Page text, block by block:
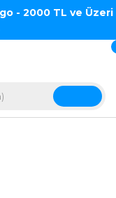
- 2000 TL ve Üzeri